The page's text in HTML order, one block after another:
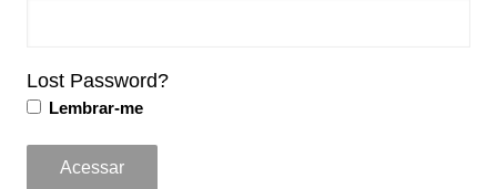
Lost Password?
Lembrar-me